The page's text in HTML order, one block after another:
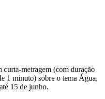
curta-metragem (com duração
1 minuto) sobre o tema Água,
15 de junho.